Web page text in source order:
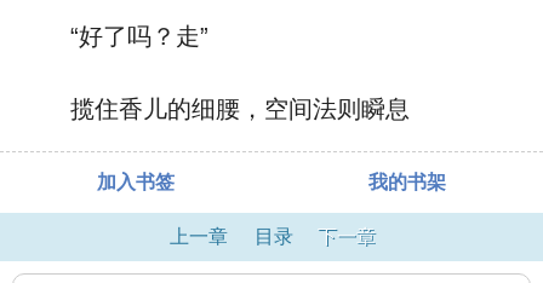
“好了吗？走”
揽住香儿的细腰，空间法则瞬息
加入书签 我的书架
上一章 目录 下一章